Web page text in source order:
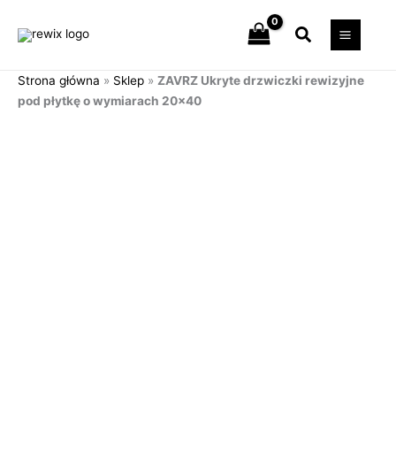
Szukaj
Strona główna » Sklep » ZAVRZ Ukryte drzwiczki rewizyjne
pod płytkę o wymiarach 20×40